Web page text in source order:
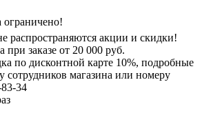
ограничено!
распространяются акции и скидки!
при заказе от 20 000 руб.
по дисконтной карте 10%, подробные
сотрудников магазина или номеру
34